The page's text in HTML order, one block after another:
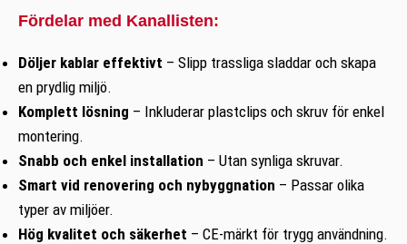
Fördelar med Kanallisten:
Döljer kablar effektivt – Slipp trassliga sladdar och skapa
en prydlig miljö.
Komplett lösning – Inkluderar plastclips och skruv för enkel
montering.
Snabb och enkel installation – Utan synliga skruvar.
Smart vid renovering och nybyggnation – Passar olika
typer av miljöer.
Hög kvalitet och säkerhet – CE-märkt för trygg användning.